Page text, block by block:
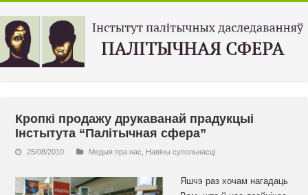
Кропкі продажу друкаванай прадукцыі
Інстытута “Палітычная сфера”
25/08/2010 Медыя пра нас Навiны супольнасцi
Яшчэ раз хочам нагадаць